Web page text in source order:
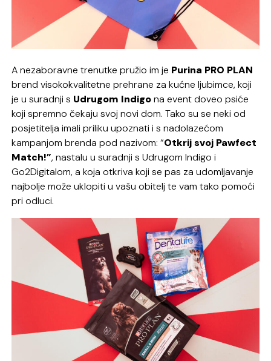
A nezaboravne trenutke pružio im je Purina PRO PLAN
brend visokokvalitetne prehrane za kućne ljubimce, koji
je u suradnji s Udrugom Indigona event doveo psiće
koji spremno čekaju svoj novi dom. Tako su se neki od
posjetitelja imali priliku upoznati i s nadolazećom
kampanjom brenda pod nazivom: “Otkrij svoj Pawfect
Match!”, nastalu u suradnji s Udrugom Indigo i
Go2Digitalom, a koja otkriva koji se pas za udomljavanje
najbolje može uklopiti u vašu obitelj te vam tako pomoći
pri odluci.